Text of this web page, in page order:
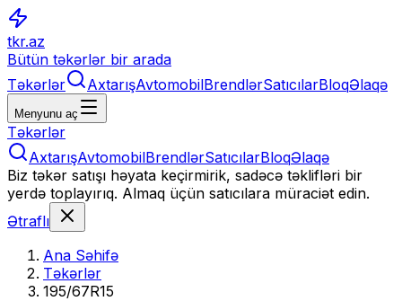
tkr.az
Bütün təkərlər bir arada
Təkərlər
AxtarışAvtomobilBrendlərSatıcılarBloqƏlaqə
Menyunu aç
Təkərlər
AxtarışAvtomobilBrendlərSatıcılarBloqƏlaqə
Biz təkər satışı həyata keçirmirik, sadəcə təklifləri bir
yerdə toplayırıq. Almaq üçün satıcılara müraciət edin.
Ətraflı
Ana Səhifə
Təkərlər
195/67R15